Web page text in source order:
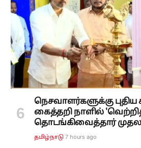
நெசவாளர்களுக்கு புதிய
கைத்தறி நாளில்
தொடங்கிவைத்தார்
தமிழ்நாடு 7 hours ago